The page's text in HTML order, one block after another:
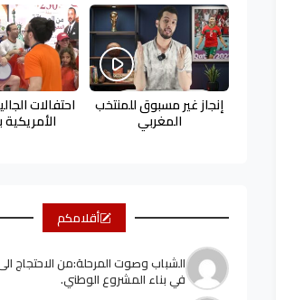
إنجاز غير مسبوق للمنتخب
المغربي
احتفالات
الأمريكية
أقلامكم
الشباب وصوت المرحلة:من الاحتجاج
في بناء المشروع الوطني.